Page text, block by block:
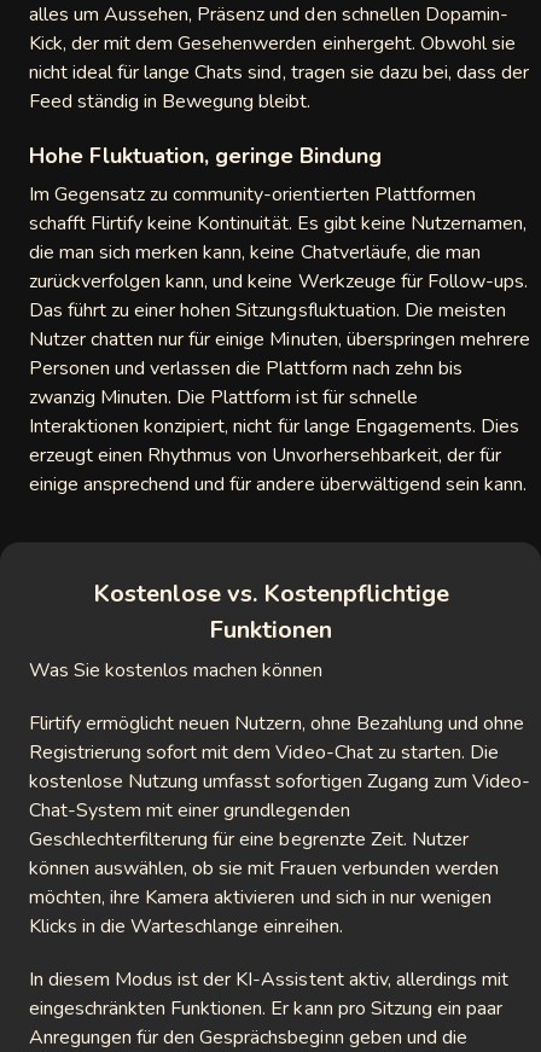
alles um Aussehen, Präsenz und den schnellen Dopamin-
Kick, der mit dem Gesehenwerden einhergeht. Obwohl sie
nicht ideal für lange Chats sind, tragen sie dazu bei, dass der
Feed ständig in Bewegung bleibt.
Hohe Fluktuation, geringe Bindung
Im Gegensatz zu community-orientierten Plattformen
schafft Flirtify keine Kontinuität. Es gibt keine Nutzernamen,
die man sich merken kann, keine Chatverläufe, die man
zurückverfolgen kann, und keine Werkzeuge für Follow-ups.
Das führt zu einer hohen Sitzungsfluktuation. Die meisten
Nutzer chatten nur für einige Minuten, überspringen mehrere
Personen und verlassen die Plattform nach zehn bis
zwanzig Minuten. Die Plattform ist für schnelle
Interaktionen konzipiert, nicht für lange Engagements. Dies
erzeugt einen Rhythmus von Unvorhersehbarkeit, der für
einige ansprechend und für andere überwältigend sein kann.
Kostenlose vs. Kostenpflichtige
Funktionen
Was Sie kostenlos machen können
Flirtify ermöglicht neuen Nutzern, ohne Bezahlung und ohne
Registrierung sofort mit dem Video-Chat zu starten. Die
kostenlose Nutzung umfasst sofortigen Zugang zum Video-
Chat-System mit einer grundlegenden
Geschlechterfilterung für eine begrenzte Zeit. Nutzer
können auswählen, ob sie mit Frauen verbunden werden
möchten, ihre Kamera aktivieren und sich in nur wenigen
Klicks in die Warteschlange einreihen.
In diesem Modus ist der KI-Assistent aktiv, allerdings mit
eingeschränkten Funktionen. Er kann pro Sitzung ein paar
Anregungen für den Gesprächsbeginn geben und die